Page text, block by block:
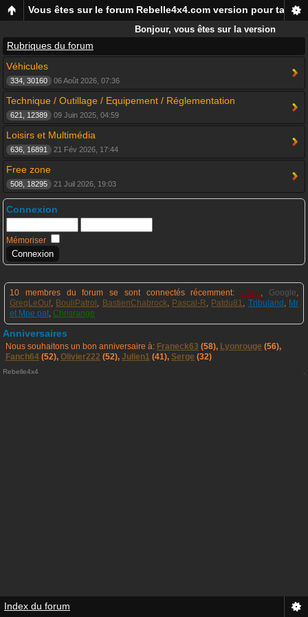
Vous êtes sur le forum Rebelle4x4.com version pour
Bonjour, vous êtes sur la version
mobile du forum Rebelle4x4,
Rubriques du forum
Véhicules
334, 30160 06 Août 2026, 07:36
Technique / Outillage / Equipement / Réglementation
621, 12389 09 Juin 2025, 04:59
Loisirs et Multimédia
636, 16891 21 Fév 2026, 17:44
Free zone
508, 18295 21 Juil 2026, 19:03
Connexion
Mémoriser
10 membres du forum se sont connectés récemment:Chris, Google,
GregLeOuf, BouliPatrol , BastienChabrock, Pascal-R, Patdu81, Tribuland , Mr
et Mne pat, Chrisrange
Anniversaires
Nous souhaitons un bon anniversaire à: Franeck63 (58), Lyonrouge (56),
Fanch64 (52), Olivier222 (52), Julien1 (41), Serge (32)
Rebelle4x4
Index du forum